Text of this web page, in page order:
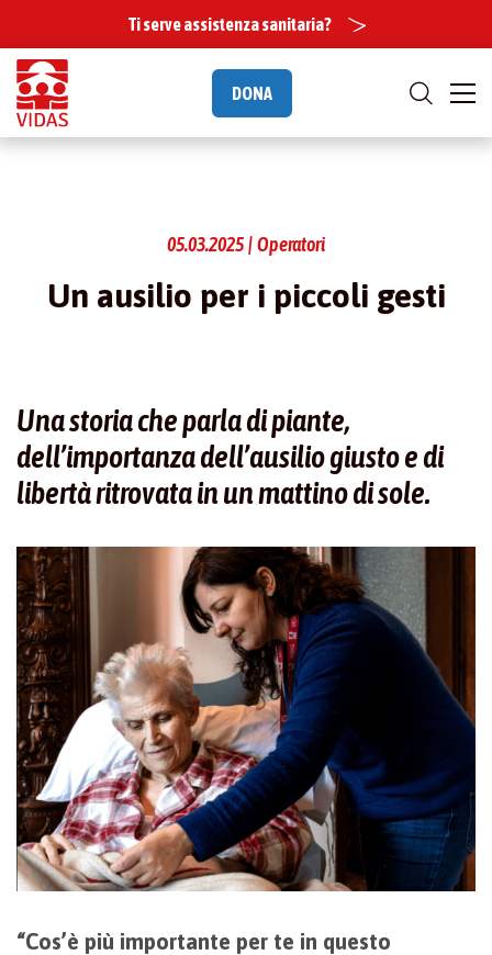
Ti serve assistenza sanitaria?
DONA
05.03.2025 | Operatori
Un ausilio per i piccoli gesti
Una storia che parla di piante,
dell’importanza dell’ausilio giusto e di
libertà ritrovata in un mattino di sole.
“Cos’è più importante per te in questo